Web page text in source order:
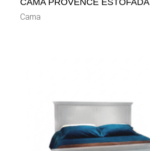
CAMA PROVENCE ESTOFADA
Cama